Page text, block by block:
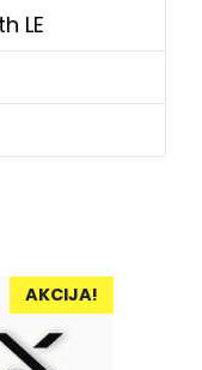
LE
AKCIJA!